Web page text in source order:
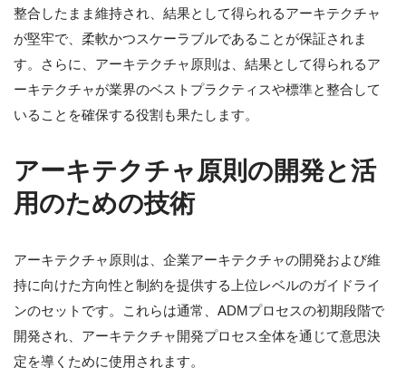
整合したまま維持され、結果として得られるアーキテクチャ
が堅牢で、柔軟かつスケーラブルであることが保証されま
す。さらに、アーキテクチャ原則は、結果として得られるア
ーキテクチャが業界のベストプラクティスや標準と整合して
いることを確保する役割も果たします。
アーキテクチャ原則の開発と活
用のための技術
アーキテクチャ原則は、企業アーキテクチャの開発および維
持に向けた方向性と制約を提供する上位レベルのガイドライ
ンのセットです。これらは通常、ADMプロセスの初期段階で
開発され、アーキテクチャ開発プロセス全体を通じて意思決
定を導くために使用されます。